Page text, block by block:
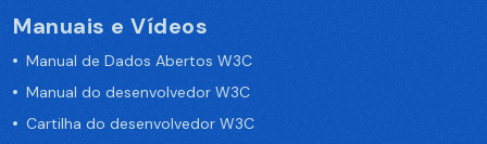
Manuais e Vídeos
Manual de Dados Abertos W3C
Manual do desenvolvedor W3C
Cartilha do desenvolvedor W3C